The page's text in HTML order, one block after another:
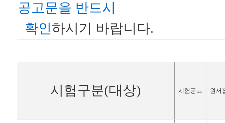
공고문을 반드시
확인하시기 바랍니다.
시험구분(대상) 시험공고 원서